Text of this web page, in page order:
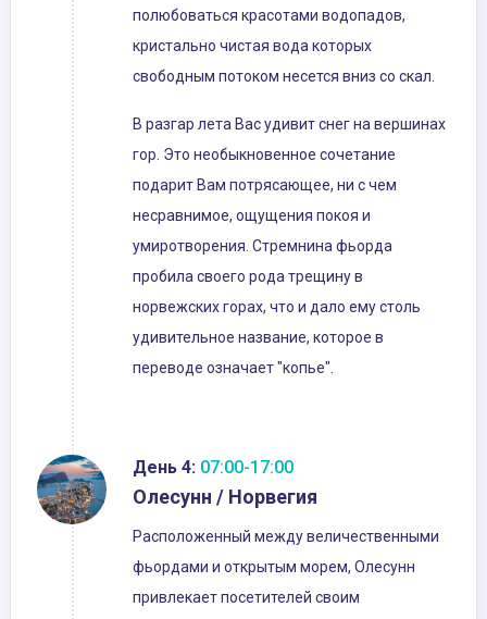
полюбоваться красотами водопадов,
кристально чистая вода которых
свободным потоком несется вниз со скал.
В разгар лета Вас удивит снег на вершинах
гор. Это необыкновенное сочетание
подарит Вам потрясающее, ни с чем
несравнимое, ощущения покоя и
умиротворения. Стремнина фьорда
пробила своего рода трещину в
норвежских горах, что и дало ему столь
удивительное название, которое в
переводе означает "копье".
День 4: 07:00-17:00
Олесунн / Норвегия
Расположенный между величественными
фьордами и открытым морем, Олесунн
привлекает посетителей своим